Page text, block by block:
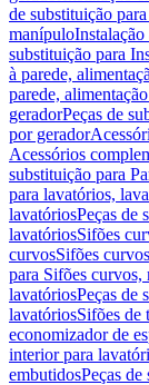
de substituição
manípuloInstalação
substituição para
à parede,
parede,
geradorPeças de
por gerador
Acessórios
substituição para
para lavatórios,
lavatóriosPeças de
lavatóriosSifões
curvosSifões
para Sifões curvos,
lavatóriosPeças de
lavatóriosSifões de
economizador de
interior para
embutidosPeças